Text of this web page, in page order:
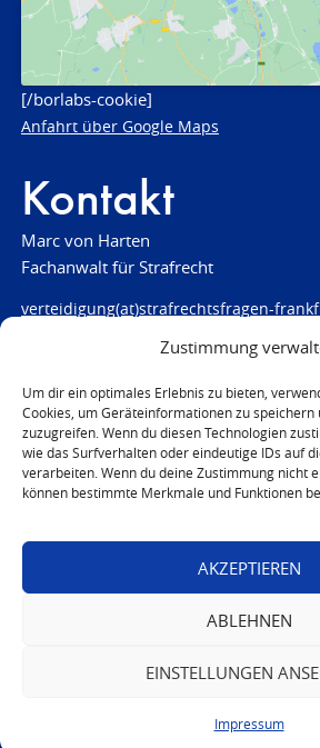
Zustimmung
Um dir ein optimales Erlebnis zu bieten,
Cookies, um Geräteinformationen zu
zuzugreifen. Wenn du diesen Technologien
wie das Surfverhalten oder eindeutige IDs auf
verarbeiten. Wenn du deine Zustimmung nicht
können bestimmte Merkmale und Funktionen
AKZEPTIEREN
ABLEHNEN
EINSTELLUNGEN
Impressum
[/borlabs-cookie]
Anfahrt über Google Maps
Kontakt
Marc von Harten
Fachanwalt für Strafrecht
verteidigung(at)strafrechtsfragen-
www.strafrechtsfragen-frankfurt.de
Louisenstraße 84
61348 Bad Homburg
Telefon:06172 - 66 28 00
Telefax: 06172 - 66 28 01
0171 - 691 67 67